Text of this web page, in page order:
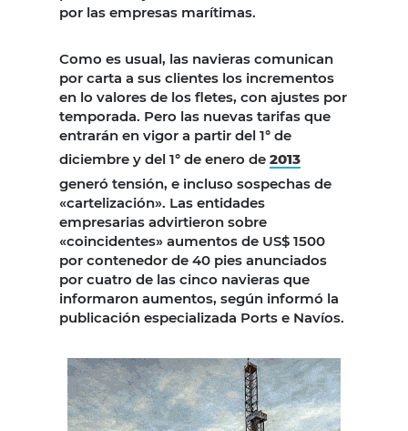
por las empresas marítimas.
Como es usual, las navieras comunican
por carta a sus clientes los incrementos
en lo valores de los fletes, con ajustes por
temporada. Pero las nuevas tarifas que
entrarán en vigor a partir del 1° de
diciembre y del 1° de enero de 2013
generó tensión, e incluso sospechas de
«cartelización». Las entidades
empresarias advirtieron sobre
«coincidentes» aumentos de US$ 1500
por contenedor de 40 pies anunciados
por cuatro de las cinco navieras que
informaron aumentos, según informó la
publicación especializada Ports e Navíos.